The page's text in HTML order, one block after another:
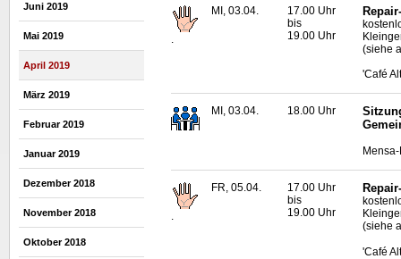
Juni 2019
Mai 2019
April 2019
März 2019
Februar 2019
Januar 2019
Dezember 2018
November 2018
Oktober 2018
MI, 03.04.
17.00 Uhr
bis
19.00 Uhr
(siehe
'Café
MI, 03.04. 18.00 Uhr
.
FR, 05.04.
17.00 Uhr
bis
19.00 Uhr
(siehe
'Café